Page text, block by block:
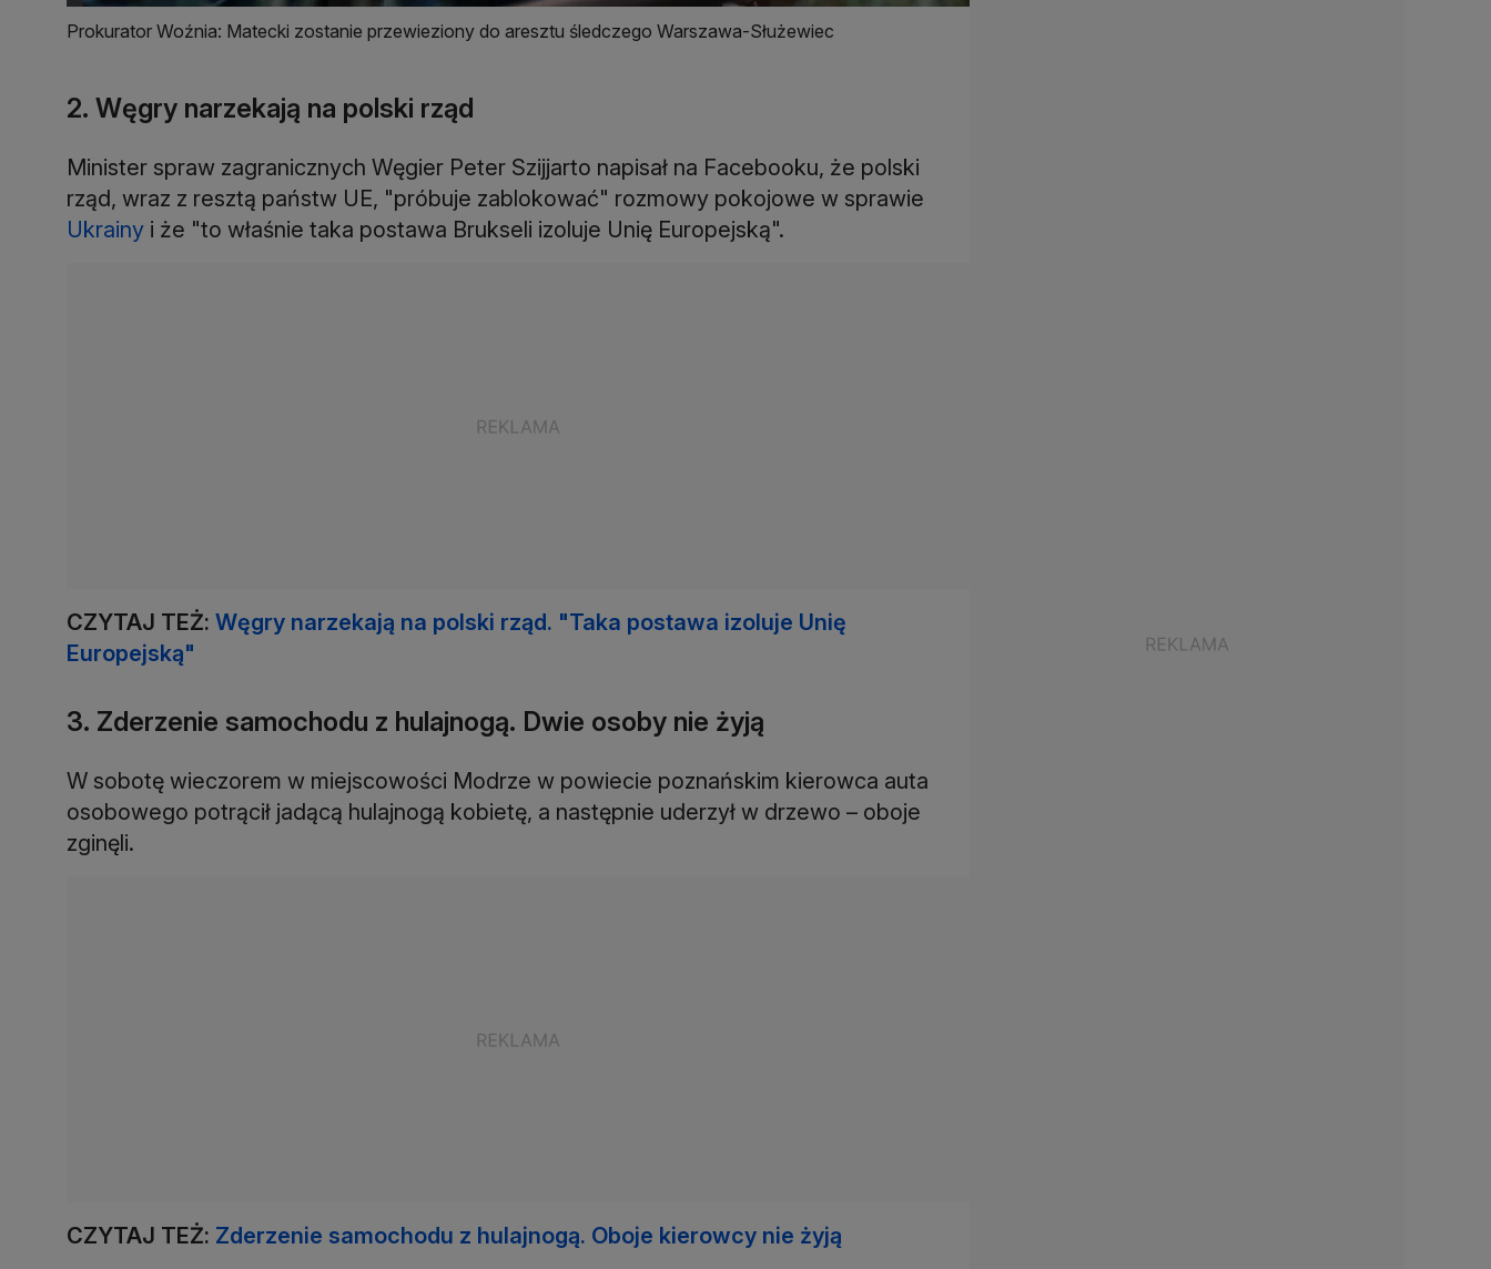
Prokurator Woźnia: Matecki zostanie przewieziony do aresztu śledczego Warszawa-Służewiec
2. Węgry narzekają na polski rząd
Minister spraw zagranicznych Węgier Peter Szijjarto napisał na Facebooku, że polski
rząd, wraz z resztą państw UE, "próbuje zablokować" rozmowy pokojowe w sprawie
Ukrainy i że "to właśnie taka postawa Brukseli izoluje Unię Europejską".
CZYTAJ TEŻ: Węgry narzekają na polski rząd. "Taka postawa izoluje Unię
Europejską"
3. Zderzenie samochodu z hulajnogą. Dwie osoby nie żyją
W sobotę wieczorem w miejscowości Modrze w powiecie poznańskim kierowca auta
osobowego potrącił jadącą hulajnogą kobietę, a następnie uderzył w drzewo – oboje
zginęli.
CZYTAJ TEŻ: Zderzenie samochodu z hulajnogą. Oboje kierowcy nie żyją